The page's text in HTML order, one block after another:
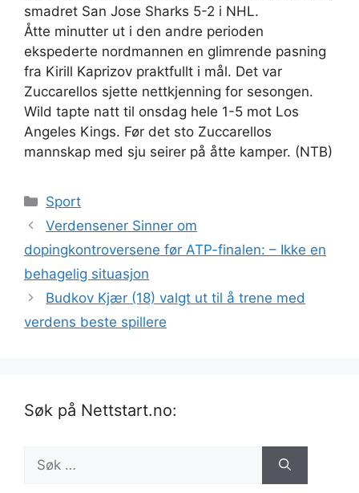
smadret San Jose Sharks 5-2 i NHL.
Åtte minutter ut i den andre perioden
ekspederte nordmannen en glimrende pasning
fra Kirill Kaprizov praktfullt i mål. Det var
Zuccarellos sjette nettkjenning for sesongen.
Wild tapte natt til onsdag hele 1-5 mot Los
Angeles Kings. Før det sto Zuccarellos
mannskap med sju seirer på åtte kamper. (NTB)
Kategorier
Sport
Verdensener Sinner om
dopingkontroversene før ATP-finalen: – Ikke en
behagelig situasjon
Budkov Kjær (18) valgt ut til å trene med
verdens beste spillere
Søk på Nettstart.no:
etter: